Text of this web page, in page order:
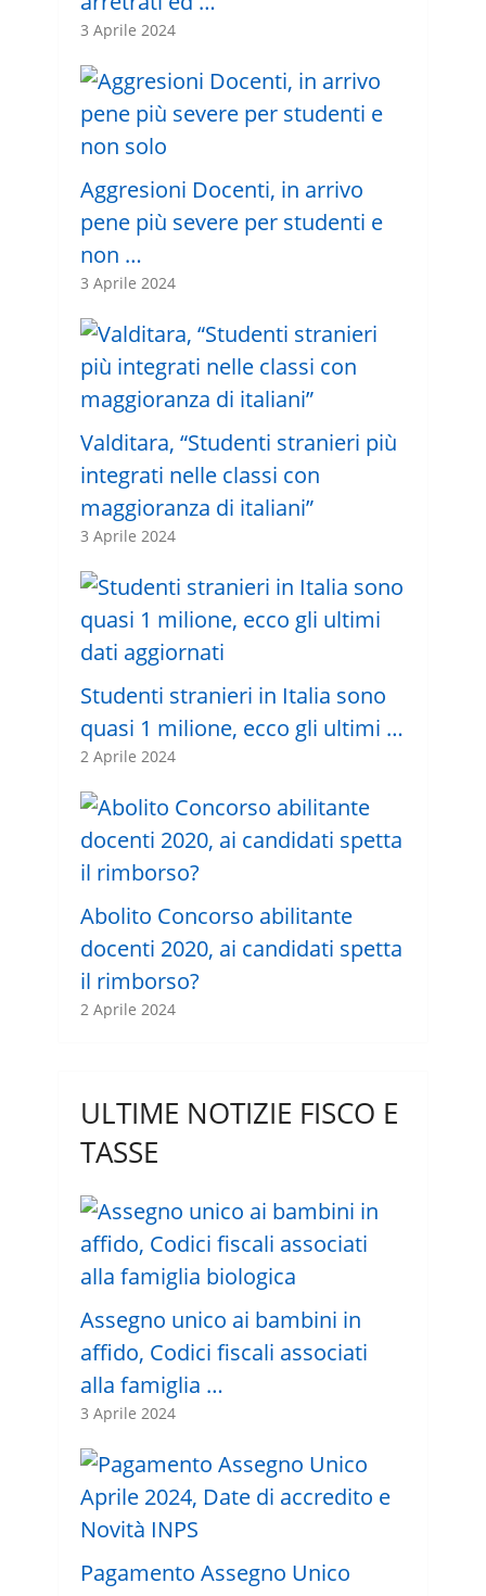
3 Aprile 2024
Aggresioni Docenti, in arrivo
pene più severe per studenti e
non …
3 Aprile 2024
Valditara, “Studenti stranieri più
integrati nelle classi con
maggioranza di italiani”
3 Aprile 2024
Studenti stranieri in Italia sono
quasi 1 milione, ecco gli ultimi …
2 Aprile 2024
Abolito Concorso abilitante
docenti 2020, ai candidati spetta
il rimborso?
2 Aprile 2024
ULTIME NOTIZIE FISCO E
TASSE
Assegno unico ai bambini in
affido, Codici fiscali associati
alla famiglia …
3 Aprile 2024
Pagamento Assegno Unico